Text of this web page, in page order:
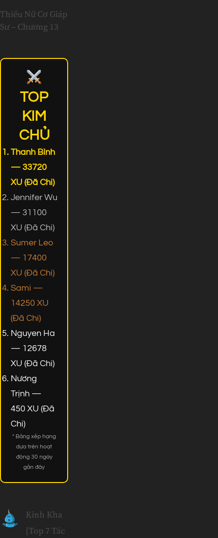
Thiếu Nữ Cơ Giáp
Sư – Chương 13
TOP
KIM
CHỦ
Thanh Bình
— 33720
XU (Đã Chi)
Jennifer Wu
— 31100
XU (Đã Chi)
Sumer Leo
— 17400
XU (Đã Chi)
Sami —
14250 XU
(Đã Chi)
Nguyen Ha
— 12678
XU (Đã Chi)
Nương
Trịnh —
450 XU (Đã
Chi)
* Bảng xếp hạng
dựa trên hoạt
động 30 ngày
gần đây
Kinh Kha
[Top 7 Tác